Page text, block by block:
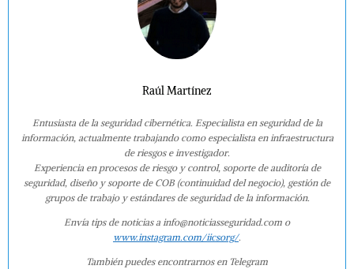
Raúl Martínez
Entusiasta de la seguridad cibernética. Especialista en seguridad de la
información, actualmente trabajando como especialista en infraestructura
de riesgos e investigador.
Experiencia en procesos de riesgo y control, soporte de auditoría de
seguridad, diseño y soporte de COB (continuidad del negocio), gestión de
grupos de trabajo y estándares de seguridad de la información.
Envía tips de noticias a info@noticiasseguridad.com o
www.instagram.com/iicsorg/.
También puedes encontrarnos en Telegram